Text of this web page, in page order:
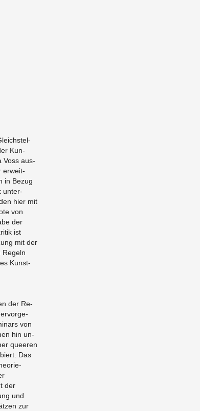
Kun­
Voss aus­
er­weit­
in Bezug
un­ter­
hier mit
von
der
ist
mit der
Regeln
Kun­st­
der Re­
von
hin un­
queeren
Das
der
und
zur